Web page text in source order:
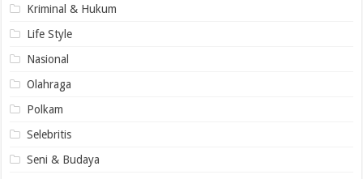
Kriminal & Hukum
Life Style
Nasional
Olahraga
Polkam
Selebritis
Seni & Budaya